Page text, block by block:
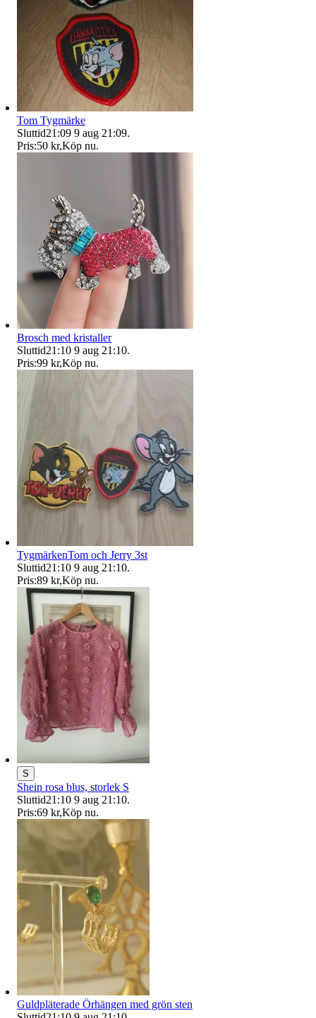
Tom Tygmärke
Sluttid21:09 9 aug 21:09.
Pris:50 kr,Köp nu.
Brosch med kristaller
Sluttid21:10 9 aug 21:10.
Pris:99 kr,Köp nu.
TygmärkenTom och Jerry 3st
Sluttid21:10 9 aug 21:10.
Pris:89 kr,Köp nu.
S
Shein rosa blus, storlek S
Sluttid21:10 9 aug 21:10.
Pris:69 kr,Köp nu.
Guldpläterade Örhängen med grön sten